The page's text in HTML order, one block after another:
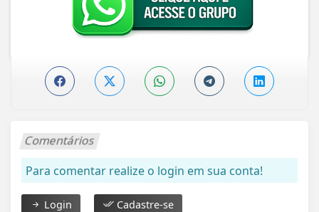
Comentários
Para comentar realize o login em sua conta!
Login Cadastre-se